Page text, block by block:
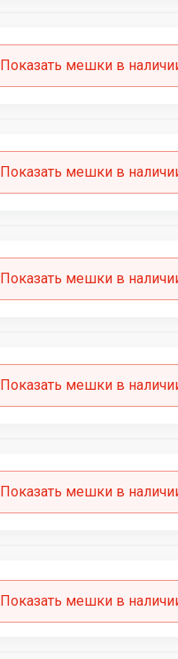
Показать мешки в
Показать мешки в
Показать мешки в
Показать мешки в
Показать мешки в
Показать мешки в